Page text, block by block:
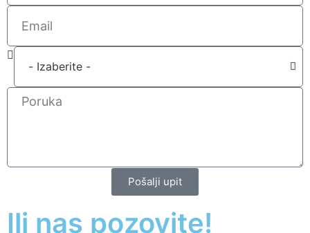
Pošalji upit
Ili nas pozovite!